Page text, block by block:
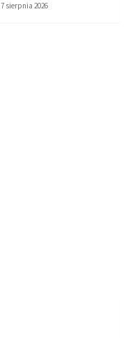
7 sierpnia 2026